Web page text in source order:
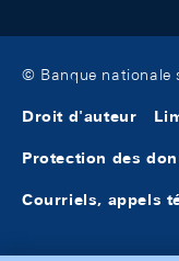
© Banque nationale
Droit d'auteur
Protection des
Courriels, appels